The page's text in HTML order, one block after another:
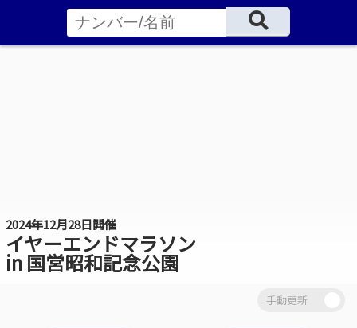
2024年12月28日開催
イヤーエンドマラソン
in 国営昭和記念公園